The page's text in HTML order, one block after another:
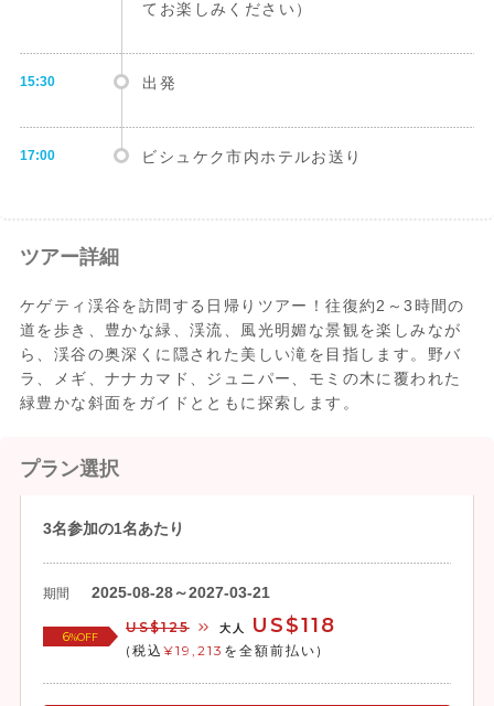
てお楽しみください）
15:30 出発
17:00 ビシュケク市内ホテルお送り
ツアー詳細
ケゲティ渓谷を訪問する日帰りツアー！往復約2～3時間の
道を歩き、豊かな緑、渓流、風光明媚な景観を楽しみなが
ら、渓谷の奥深くに隠された美しい滝を目指します。野バ
ラ、メギ、ナナカマド、ジュニパー、モミの木に覆われた
緑豊かな斜面をガイドとともに探索します。
プラン選択
3名参加の1名あたり
期間 2025-08-28～2027-03-21
6%OFF
US$125 大人 US$118
(税込 ¥19,213 を全額前払い)